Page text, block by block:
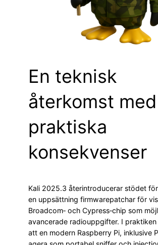
En teknisk
återkomst med
praktiska
konsekvenser
Kali 2025.3 återintroducerar stödet
en uppsättning firmwarepatchar för
Broadcom‑ och Cypress‑chip som
avancerade radiouppgifter. I
att en modern Raspberry Pi, inklusive